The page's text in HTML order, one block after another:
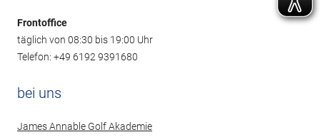
Frontoffice
täglich von 08:30 bis 19:00 Uhr
Telefon: +49 6192 9391680
bei uns
James Annable Golf Akademie